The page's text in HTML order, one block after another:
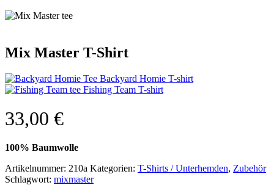
Mix Master T-Shirt
Backyard Homie T-shirt
Fishing Team T-shirt
33,00 €
100% Baumwolle
Artikelnummer: 210a Kategorien: T-Shirts / Unterhemden, Zubehör
Schlagwort: mixmaster